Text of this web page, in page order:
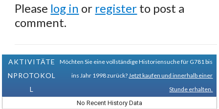
Please log in or register to post a
comment.
AKTIVITÄTE
NPROTOKOL
L
Möchten Sie eine vollständige Historiensuche für G781 bis
ins Jahr 1998 zurück? Jetzt kaufen und innerhalb einer
Stunde erhalten.
No Recent History Data